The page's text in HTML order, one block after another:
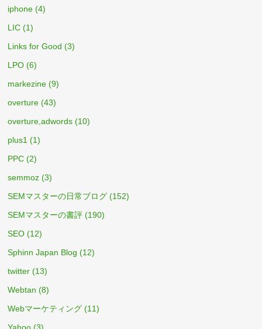
iphone (4)
LIC (1)
Links for Good (3)
LPO (6)
markezine (9)
overture (43)
overture,adwords (10)
plus1 (1)
PPC (2)
semmoz (3)
SEMマスターの日常ブログ (152)
SEMマスターの書評 (190)
SEO (12)
Sphinn Japan Blog (12)
twitter (13)
Webtan (8)
Webマーケティング (11)
Yahoo (3)